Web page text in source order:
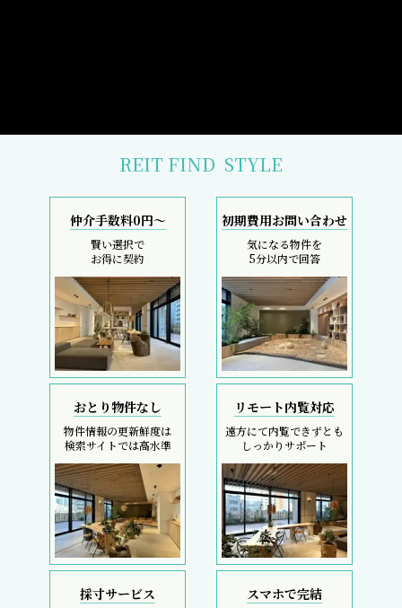
REIT FIND STYLE
仲介手数料0円～
賢い選択で
お得に契約
初期費用お問い合わせ
気になる物件を
5分以内で回答
おとり物件なし
物件情報の更新鮮度は
検索サイトでは高水準
リモート内覧対応
遠方にて内覧できずとも
しっかりサポート
採寸サービス スマホで完結